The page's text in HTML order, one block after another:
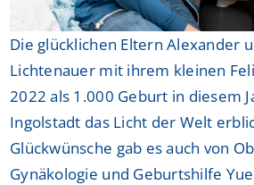
Die glücklichen Eltern Alexander
Lichtenauer mit ihrem kleinen
2022 als 1.000 Geburt in diesem
Ingolstadt das Licht der Welt
Glückwünsche gab es auch von
Gynäkologie und Geburtshilfe